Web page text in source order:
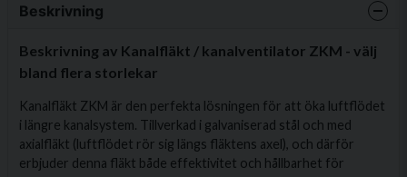
Beskrivning
Beskrivning av Kanalfläkt / kanalventilator ZKM - välj
bland flera storlekar
Kanalfläkt ZKM är den perfekta lösningen för att öka luftflödet
i längre kanalsystem. Tillverkad i galvaniserad stål och med
axialfläkt (luftflödet rör sig längs fläktens axel), och därför
erbjuder denna fläkt både effektivitet och hållbarhet för